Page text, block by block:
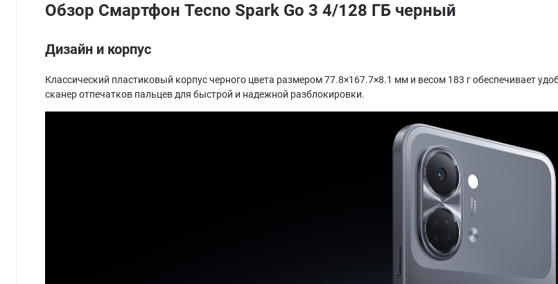
Обзор Смартфон Tecno Spark Go 3 4/128 ГБ черный
Дизайн и корпус
Классический пластиковый корпус черного цвета размером 77.8×167.7×8.1 мм и весом 183 г обеспечивает
сканер отпечатков пальцев для быстрой и надежной разблокировки.